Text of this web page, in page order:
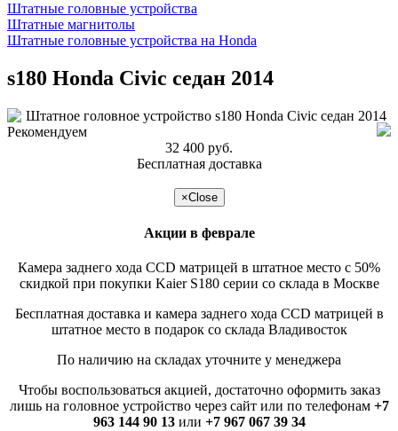
Штатные головные устройства
Штатные магнитолы
Штатные головные устройства на Honda
s180 Honda Civic седан 2014
Рекомендуем
32 400 руб.
Бесплатная доставка
×Close
Акции в феврале
Камера заднего хода CCD матрицей в штатное место с 50%
скидкой при покупки Kaier S180 серии со склада в Москве
Бесплатная доставка и камера заднего хода CCD матрицей в
штатное место в подарок со склада Владивосток
По наличию на складах уточните у менеджера
Чтобы воспользоваться акцией, достаточно оформить заказ
лишь на головное устройство через сайт или по телефонам +7
963 144 90 13или +7 967 067 39 34